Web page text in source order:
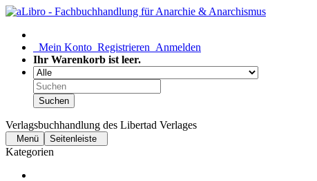
Mein Konto Registrieren Anmelden
Ihr Warenkorb ist leer.
Suchen
Verlagsbuchhandlung des Libertad Verlages
Menü Seitenleiste
Kategorien